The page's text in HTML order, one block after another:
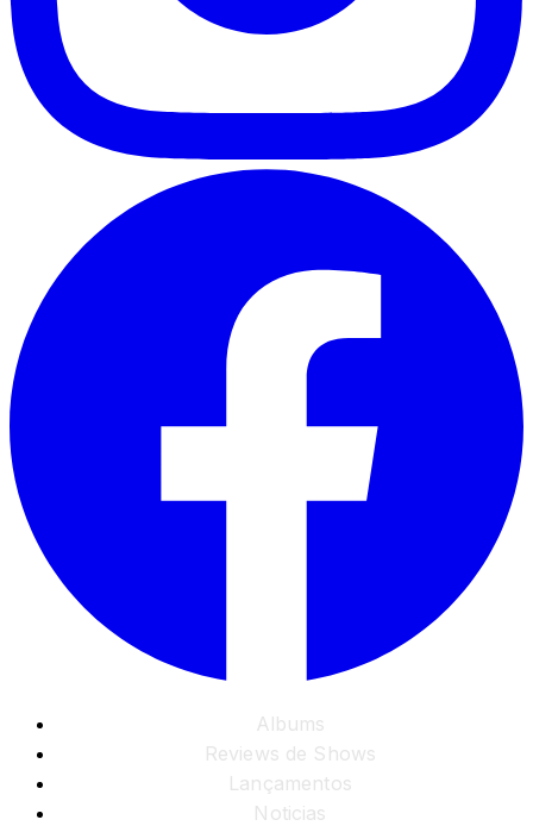
Albums
Reviews de Shows
Lançamentos
Noticias